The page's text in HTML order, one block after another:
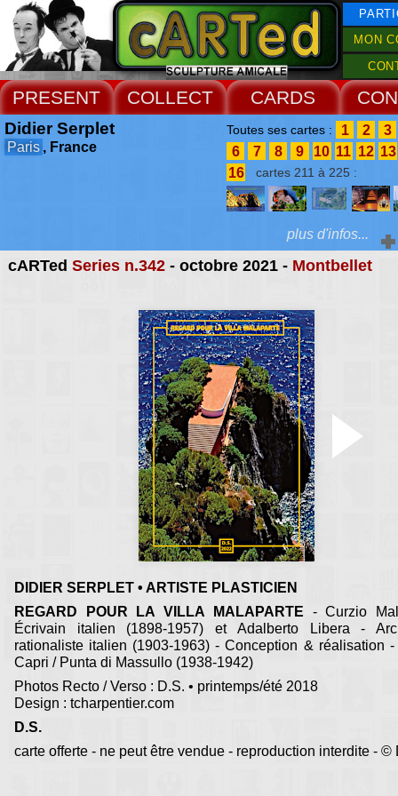
MON
PRESENT COLLECT CARDS
cARTed Series n.342- octobre 2021 - Montbellet
DIDIER SERPLET • ARTISTE PLASTICIEN
REGARD POUR LA VILLA MALAPARTE - Curzio
Écrivain italien (1898-1957) et Adalberto Libera -
rationaliste italien (1903-1963) - Conception & réalisation
Capri / Punta di Massullo (1938-1942)
Photos Recto / Verso : D.S. • printemps/été 2018
Design : tcharpentier.com
D.S.
carte offerte - ne peut être vendue - reproduction interdite - ©
Didier Serplet
Paris , France
Toutes ses cartes : 1 2
3
6
7 8 9 10 11 12 13
16 cartes 211 à 225 :
Extras :
plus d'infos...